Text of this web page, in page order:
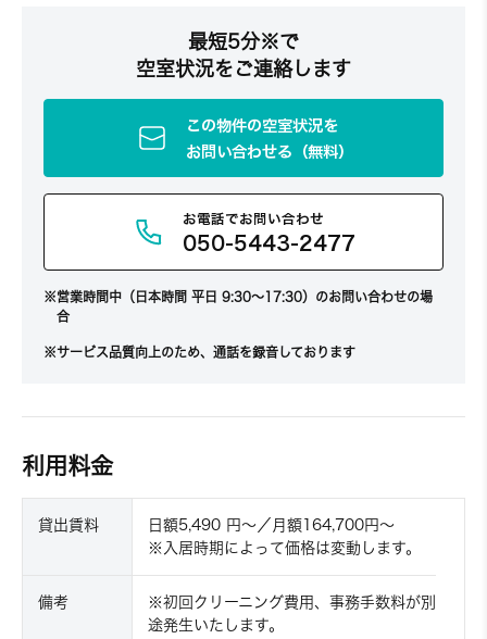
最短5分※で
空室状況をご連絡します
この物件の空室状況を
お問い合わせる（無料）
お電話でお問い合わせ
050-5443-2477
営業時間中（日本時間 平日 9:30～17:30）のお問い合わせの場
合
サービス品質向上のため、通話を録音しております
利用料金
貸出賃料
日額5,490 円〜／月額164,700円〜
※入居時期によって価格は変動します。
備考
※初回クリーニング費用、事務手数料が別
途発生いたします。